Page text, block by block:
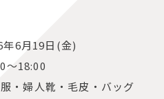
19日(金)
18:00
婦人靴・毛皮・バッグ